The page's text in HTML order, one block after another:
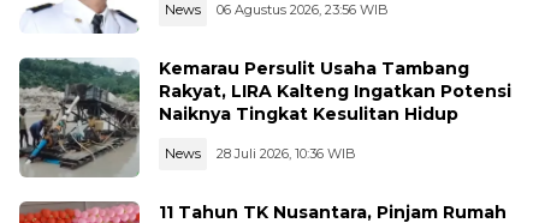
News 06 Agustus 2026, 23:56 WIB
Kemarau Persulit Usaha Tambang
Rakyat, LIRA Kalteng Ingatkan Potensi
Naiknya Tingkat Kesulitan Hidup
News 28 Juli 2026, 10:36 WIB
11 Tahun TK Nusantara, Pinjam Rumah